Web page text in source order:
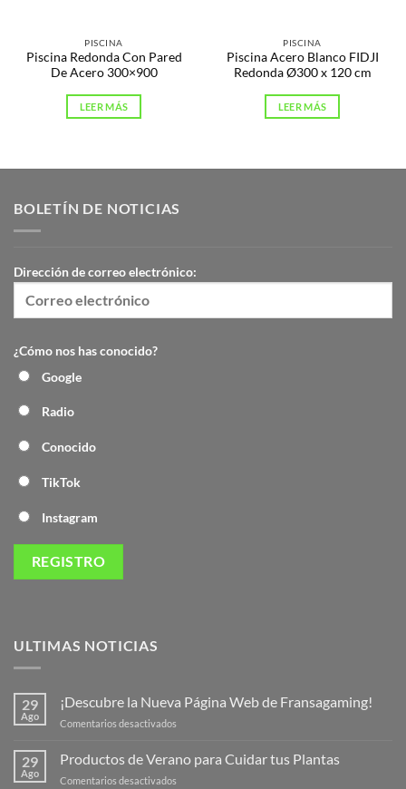
PISCINA
Piscina Redonda Con Pared
De Acero 300×900
LEER MÁS
PISCINA
Piscina Acero Blanco FIDJI
Redonda Ø300 x 120 cm
LEER MÁS
BOLETÍN DE NOTICIAS
Dirección de correo electrónico:
¿Cómo nos has conocido?
Google
Radio
Conocido
TikTok
Instagram
ULTIMAS NOTICIAS
29
Ago
¡Descubre la Nueva Página Web de Fransagaming!
Comentarios desactivados
Nueva
29
Ago
Productos de Verano para Cuidar tus Plantas
Comentarios desactivados